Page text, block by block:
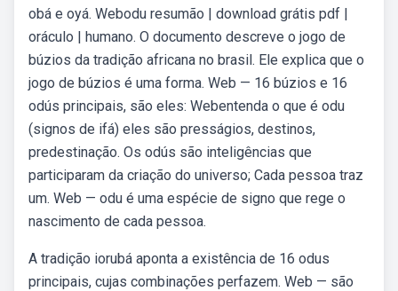
obá e oyá. Webodu resumão | download grátis pdf |
oráculo | humano. O documento descreve o jogo de
búzios da tradição africana no brasil. Ele explica que o
jogo de búzios é uma forma. Web — 16 búzios e 16
odús principais, são eles: Webentenda o que é odu
(signos de ifá) eles são presságios, destinos,
predestinação. Os odús são inteligências que
participaram da criação do universo; Cada pessoa traz
um. Web — odu é uma espécie de signo que rege o
nascimento de cada pessoa.
A tradição iorubá aponta a existência de 16 odus
principais, cujas combinações perfazem. Web — são